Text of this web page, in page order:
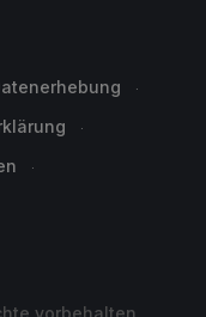
vorbehalten.